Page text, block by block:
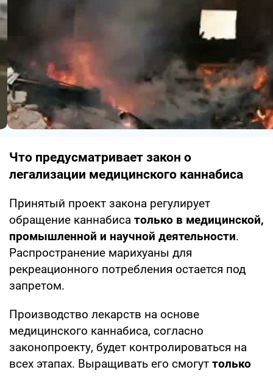
Что предусматривает закон о
легализации медицинского каннабиса
Принятый проект закона регулирует
обращение каннабиса только в медицинской,
промышленной и научной деятельности.
Распространение марихуаны для
рекреационного потребления остается под
запретом.
Производство лекарств на основе
медицинского каннабиса, согласно
законопроекту, будет контролироваться на
всех этапах. Выращивать его смогут только